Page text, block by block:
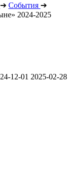
➔ События ➔
2024-2025
12-01 2025-02-28